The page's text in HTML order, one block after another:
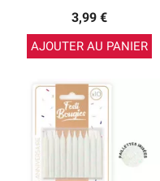
3,99 €
AJOUTER AU PANIER